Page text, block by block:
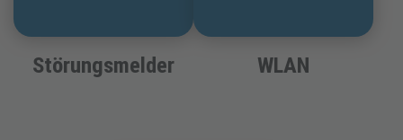
Störungsmelder WLAN